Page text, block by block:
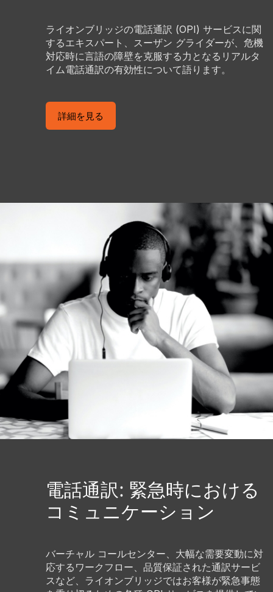
ライオンブリッジの電話通訳 (OPI) サービスに関
するエキスパート、スーザン グライダーが、危機
対応時に言語の障壁を克服する力となるリアルタ
イム電話通訳の有効性について語ります。
詳細を見る
電話通訳: 緊急時における
コミュニケーション
バーチャル コールセンター、大幅な需要変動に対
応するワークフロー、品質保証された通訳サービ
スなど、ライオンブリッジではお客様が緊急事態